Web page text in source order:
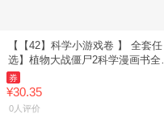
【【42】科学小游戏卷 】 全套任
选】植物大战僵尸2科学漫画书全
69册 6-12岁小学生课外书漫画探案
卷机械卷毒物卷经济
券
¥30.35
0人评价